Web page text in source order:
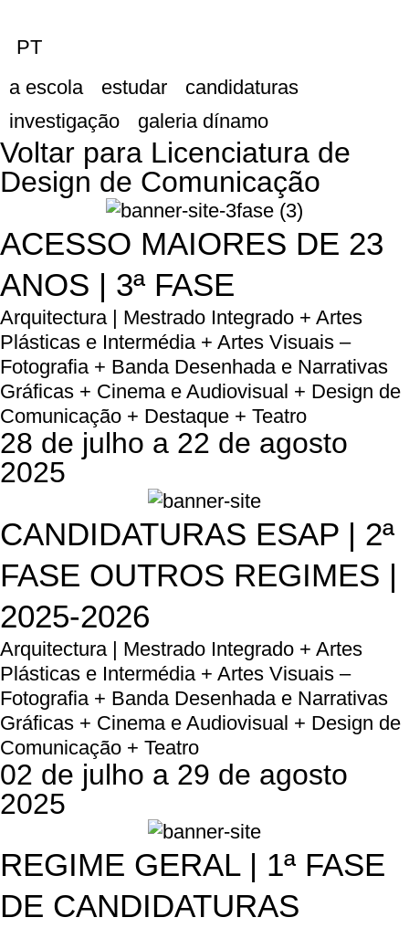
PT
a escola
estudar
candidaturas
investigação
galeria dínamo
Voltar para Licenciatura de
Design de Comunicação
ACESSO MAIORES DE 23
ANOS | 3ª FASE
Arquitectura | Mestrado Integrado + Artes
Plásticas e Intermédia + Artes Visuais –
Fotografia + Banda Desenhada e Narrativas
Gráficas + Cinema e Audiovisual + Design de
Comunicação + Destaque + Teatro
28 de julho a 22 de agosto
2025
CANDIDATURAS ESAP | 2ª
FASE OUTROS REGIMES |
2025-2026
Arquitectura | Mestrado Integrado + Artes
Plásticas e Intermédia + Artes Visuais –
Fotografia + Banda Desenhada e Narrativas
Gráficas + Cinema e Audiovisual + Design de
Comunicação + Teatro
02 de julho a 29 de agosto
2025
REGIME GERAL | 1ª FASE
DE CANDIDATURAS